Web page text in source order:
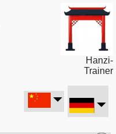
Hanzi-
Trainer